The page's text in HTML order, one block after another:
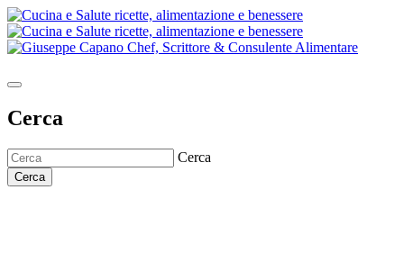
Cerca
Cerca
Cerca